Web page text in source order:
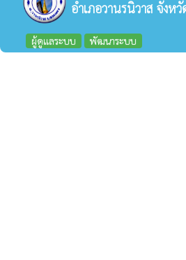
อำเภอวานรนิวาส จังห
ผู้ดูแลระบบ พัฒนาระบบ